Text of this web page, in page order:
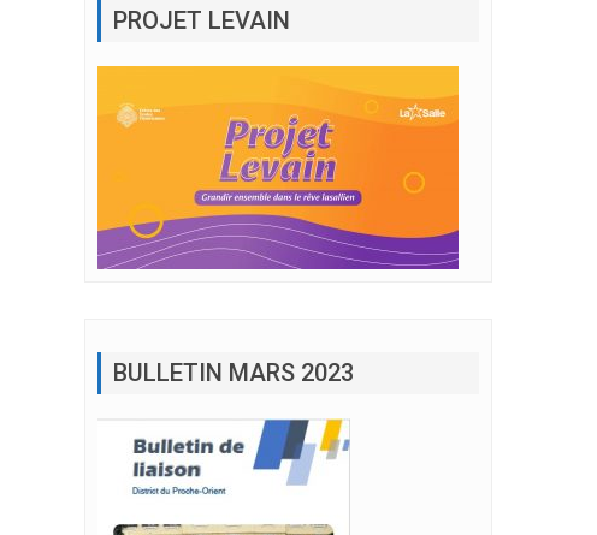
PROJET LEVAIN
BULLETIN MARS 2023